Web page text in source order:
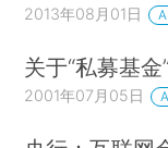
2013年08月01日
关于“私募基
2001年07月05日